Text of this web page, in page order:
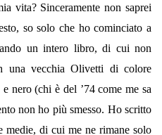
vita? Sinceramente non saprei
so solo che ho cominciato a
un intero libro, di cui non
una vecchia Olivetti di colore
nero (chi è del ’74 come me sa
non ho più smesso. Ho scritto
medie, di cui me ne rimane solo